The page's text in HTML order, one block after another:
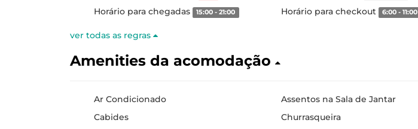
Horário para chegadas 15:00 - 21:00 Horário para checkout 6:00 - 11:00
ver todas as regras
Amenities da acomodação
Ar Condicionado
Assentos na Sala de Jantar
Cabides
Churrasqueira